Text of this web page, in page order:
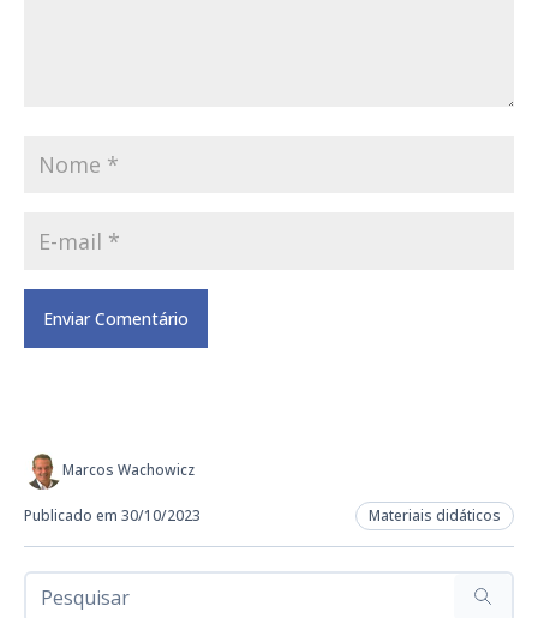
Marcos Wachowicz
Publicado em 30/10/2023 Materiais didáticos